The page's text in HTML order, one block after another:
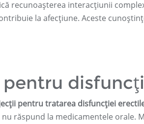
recunoașterea interacțiunii
la afecțiune. Aceste
pentru tratarea disfuncției
răspund la medicamentele orale.